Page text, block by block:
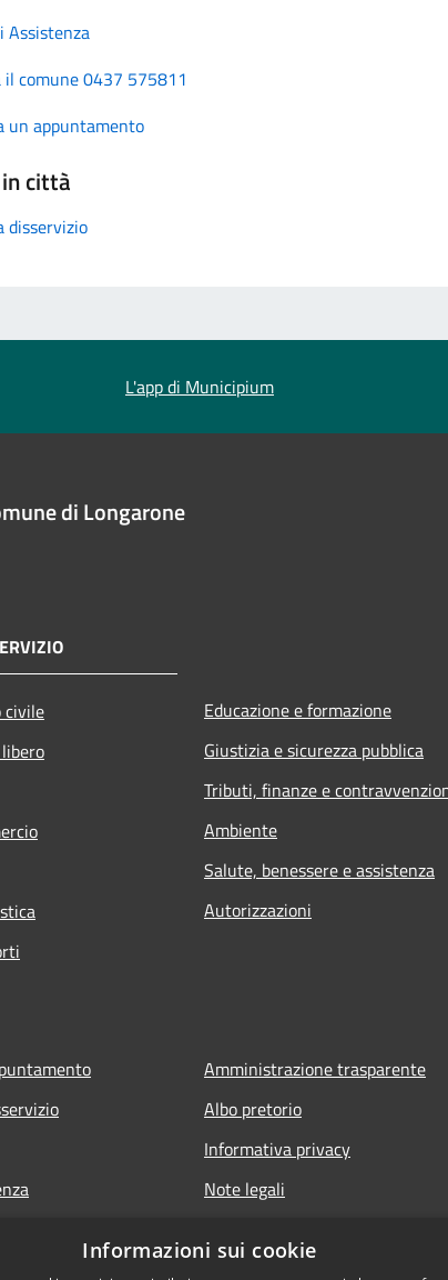
Assistenza
il comune 0437 575811
un appuntamento
città
disservizio
L'app di Municipium
di Longarone
civile
Educazione e formazione
Giustizia e sicurezza pubblica
Tributi, finanze e
Ambiente
Salute, benessere e assistenza
Autorizzazioni
Amministrazione trasparente
Albo pretorio
Informativa privacy
Note legali
Informazioni sui cookie